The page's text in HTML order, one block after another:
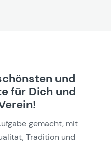
und
für Dich und
gemacht, mit
Tradition und